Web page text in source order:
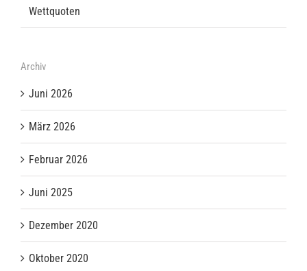
Wettquoten
Archiv
Juni 2026
März 2026
Februar 2026
Juni 2025
Dezember 2020
Oktober 2020